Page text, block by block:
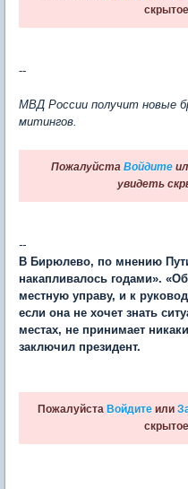
--
МВД России получит новые
митингов.
Пожалуйста Войдите
увидеть
--
В Бирюлево, по мнению
накапливалось годами».
местную управу, и к
если она не хочет знать
местах, не принимает
заключил президент.
Пожалуйста Войдите или